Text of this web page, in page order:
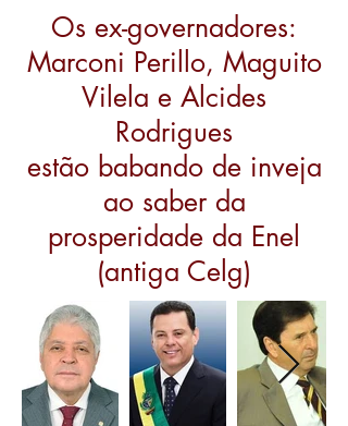
Os ex-governadores:
Marconi Perillo, Maguito
Vilela e Alcides
Rodrigues
estão babando de inveja
ao saber da
prosperidade da Enel
(antiga Celg)